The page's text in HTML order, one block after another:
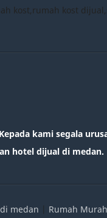
kost,rumah kost
kami segala
hotel dijual di medan.
medan | Rumah